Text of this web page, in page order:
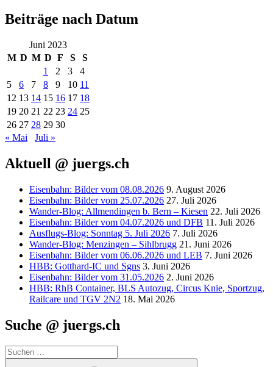
Beiträge nach Datum
Juni 2023
M D M D F S
S
1
2 3
4
5
6 7 8 9 10 11
12 13 14 15 16 17 18
19 20 21 22 23 24 25
26 27 28 29 30
« Mai
Juli »
Aktuell @ juergs.ch
Eisenbahn: Bilder vom 08.08.2026 9. August 2026
Eisenbahn: Bilder vom 25.07.2026 27. Juli 2026
Wander-Blog: Allmendingen b. Bern – Kiesen 22. Juli 2026
Eisenbahn: Bilder vom 04.07.2026 und DFB 11. Juli 2026
Ausflugs-Blog: Sonntag 5. Juli 2026 7. Juli 2026
Wander-Blog: Menzingen – Sihlbrugg 21. Juni 2026
Eisenbahn: Bilder vom 06.06.2026 und LEB 7. Juni 2026
HBB: Gotthard-IC und Sgns 3. Juni 2026
Eisenbahn: Bilder vom 31.05.2026 2. Juni 2026
HBB: RhB Container, BLS Autozug, Circus Knie, Sportzug,
Railcare und TGV 2N2 18. Mai 2026
Suche @ juergs.ch
Suchen
nach: